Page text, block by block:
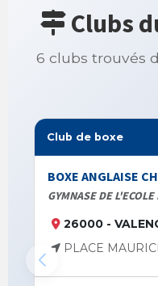
Clubs
6 clubs trouvés
Club de boxe
BOXE ANGLAISE
GYMNASE DE
26000 -
PLACE